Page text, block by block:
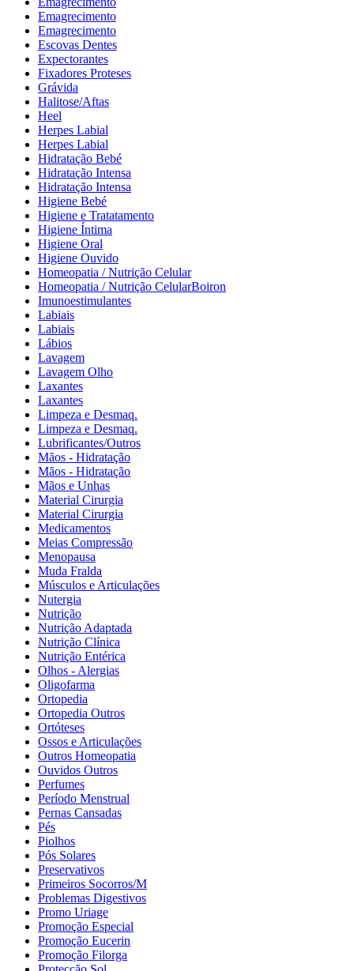
Emagrecimento
Emagrecimento
Escovas Dentes
Expectorantes
Fixadores Proteses
Grávida
Halitose/Aftas
Heel
Herpes Labial
Herpes Labial
Hidratação Bebé
Hidratação Intensa
Hidratação Intensa
Higiene Bebé
Higiene e Tratatamento
Higiene Íntima
Higiene Oral
Higiene Ouvido
Homeopatia / Nutrição Celular
Homeopatia / Nutrição CelularBoiron
Imunoestimulantes
Labiais
Labiais
Lábios
Lavagem
Lavagem Olho
Laxantes
Laxantes
Limpeza e Desmaq.
Limpeza e Desmaq.
Lubrificantes/Outros
Mãos - Hidratação
Mãos - Hidratação
Mãos e Unhas
Material Cirurgia
Material Cirurgia
Medicamentos
Meias Compressão
Menopausa
Muda Fralda
Músculos e Articulações
Nutergia
Nutrição
Nutrição Adaptada
Nutrição Clínica
Nutrição Entérica
Olhos - Alergias
Oligofarma
Ortopedia
Ortopedia Outros
Ortóteses
Ossos e Articulações
Outros Homeopatia
Ouvidos Outros
Perfumes
Período Menstrual
Pernas Cansadas
Pés
Piolhos
Pós Solares
Preservativos
Primeiros Socorros/M
Problemas Digestivos
Promo Uriage
Promoção Especial
Promoção Eucerin
Promoção Filorga